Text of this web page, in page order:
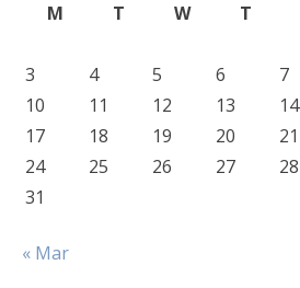
M T W T
3
4 5 6 7
10
11 12 13 14
17
18 19 20 21
24
25 26 27 28
31
« Mar